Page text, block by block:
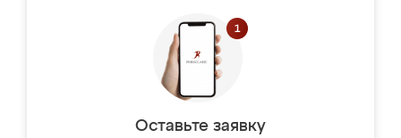
Оставьте заявку